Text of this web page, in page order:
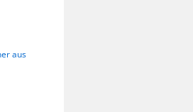
aus